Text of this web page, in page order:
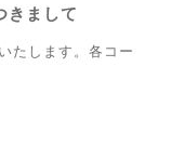
きまして
たします。各コー